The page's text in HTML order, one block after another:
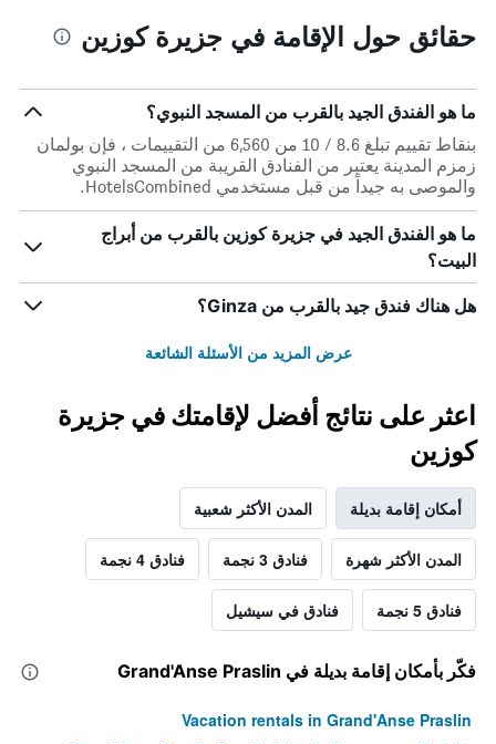
حقائق حول الإقامة في جزيرة كوزين
ما هو الفندق الجيد بالقرب من المسجد النبوي؟
بنقاط تقييم تبلغ 8.6 / 10 من 6,560 من التقييمات ، فإن بولمان
زمزم المدينة يعتبر من الفنادق القريبة من المسجد النبوي
والموصى به جيداً من قبل مستخدمي HotelsCombined.
ما هو الفندق الجيد في جزيرة كوزين بالقرب من أبراج
البيت؟
هل هناك فندق جيد بالقرب من Ginza؟
عرض المزيد من الأسئلة الشائعة
اعثر على نتائج أفضل لإقامتك في جزيرة
كوزين
أمكان إقامة بديلة المدن الأكثر شعبية
المدن الأكثر شهرة فنادق 3 نجمة فنادق 4 نجمة
فنادق 5 نجمة فنادق في سيشيل
فكّر بأمكان إقامة بديلة في Grand'Anse Praslin
Vacation rentals in Grand'Anse Praslin